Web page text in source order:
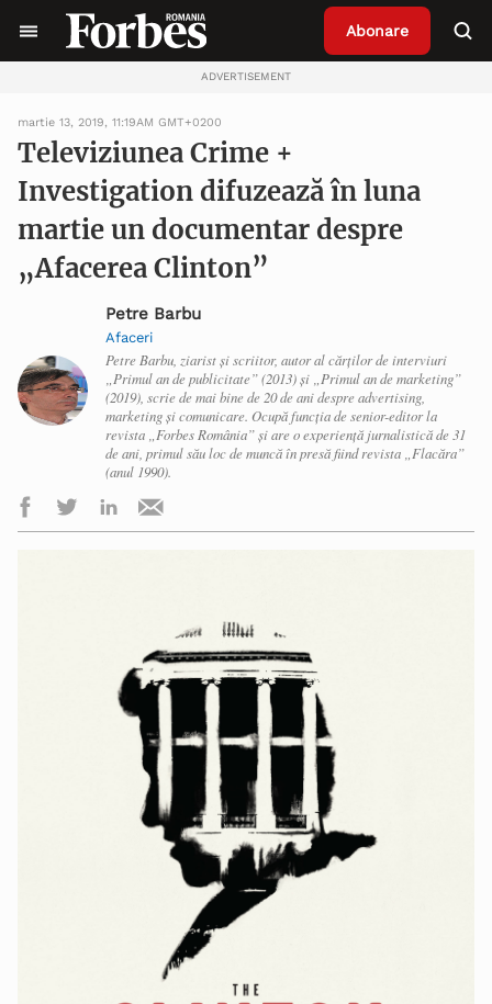
Abonare
ADVERTISEMENT
martie 13, 2019, 11:19AM GMT+0200
Televiziunea Crime +
Investigation difuzează în luna
martie un documentar despre
„Afacerea Clinton”
Petre Barbu
Afaceri
Petre Barbu, ziarist și scriitor, autor al cărților de interviuri
„Primul an de publicitate” (2013) și „Primul an de marketing”
(2019), scrie de mai bine de 20 de ani despre advertising,
marketing și comunicare. Ocupă funcția de senior-editor la
revista „Forbes România” și are o experiență jurnalistică de 31
de ani, primul său loc de muncă în presă fiind revista „Flacăra”
(anul 1990).